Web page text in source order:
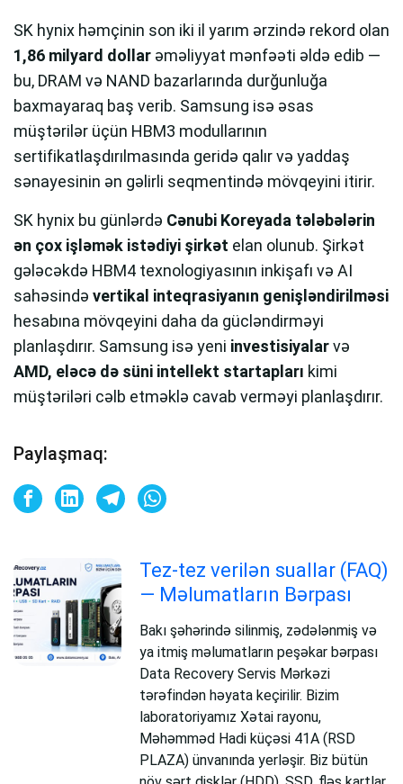
SK hynix həmçinin son iki il yarım ərzində rekord olan
1,86 milyard dollar əməliyyat mənfəəti əldə edib —
bu, DRAM və NAND bazarlarında durğunluğa
baxmayaraq baş verib. Samsung isə əsas
müştərilər üçün HBM3 modullarının
sertifikatlaşdırılmasında geridə qalır və yaddaş
sənayesinin ən gəlirli seqmentində mövqeyini itirir.
SK hynix bu günlərdə Cənubi Koreyada tələbələrin
ən çox işləmək istədiyi şirkət elan olunub. Şirkət
gələcəkdə HBM4 texnologiyasının inkişafı və AI
sahəsində vertikal inteqrasiyanın genişləndirilməsi
hesabına mövqeyini daha da gücləndirməyi
planlaşdırır. Samsung isə yeni investisiyalarvə
AMD, eləcə də süni intellekt startapları kimi
müştəriləri cəlb etməklə cavab verməyi planlaşdırır.
Paylaşmaq:
Tez-tez verilən suallar (FAQ)
— Məlumatların Bərpası
Bakı şəhərində silinmiş, zədələnmiş və
ya itmiş məlumatların peşəkar bərpası
Data Recovery Servis Mərkəzi
tərəfindən həyata keçirilir. Bizim
laboratoriyamız Xətai rayonu,
Məhəmməd Hadi küçəsi 41A (RSD
PLAZA) ünvanında yerləşir. Biz bütün